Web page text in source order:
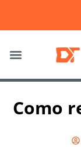
Como